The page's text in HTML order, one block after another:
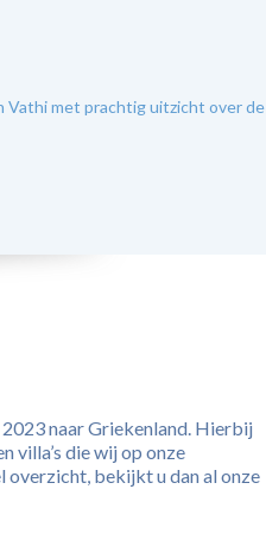
Vathi met prachtig uitzicht over de
naar Griekenland. Hierbij
villa’s die wij op onze
overzicht, bekijkt u dan al onze